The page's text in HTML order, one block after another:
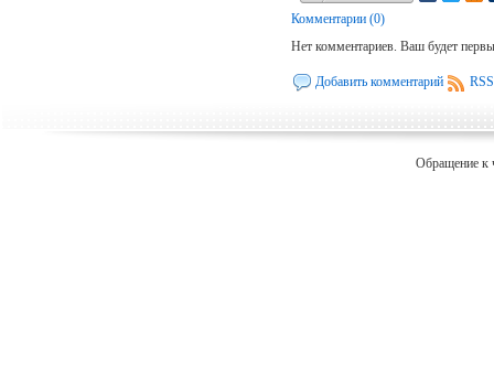
Комментарии (0)
Нет комментариев. Ваш будет
Добавить комментарий
Обращение к